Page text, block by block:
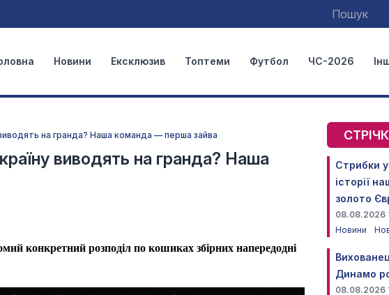
Новини Ексклюзив Топтеми Футбол ЧС-2026
на гранда? Наша команда — перша зайва
виводять на гранда? Наша
конкретний розподіл по кошиках збірних напередодні
Стрибки
історії
золото
08.08.2026
Новини
Динамо
08.08.2026